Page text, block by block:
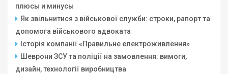
плюсы и минусы
Як звільнитися з військової служби: строки, рапорт та
допомога військового адвоката
Історія компанії «Правильне електроживлення»
Шеврони ЗСУ та поліції на замовлення: вимоги,
дизайн, технології виробництва